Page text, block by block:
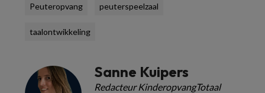
Peuteropvang peuterspeelzaal
taalontwikkeling
Sanne Kuipers
Redacteur KinderopvangTotaal